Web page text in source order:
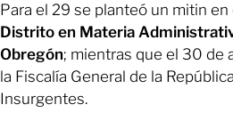
Para el 29 se planteó un mitin en
Distrito en Materia
Obregón; mientras que el 30 de
la Fiscalía General de la
Insurgentes.